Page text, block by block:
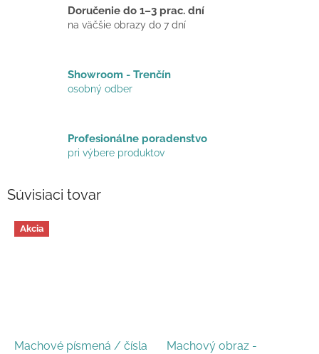
Doručenie do 1–3 prac. dní
na väčšie obrazy do 7 dní
Showroom - Trenčín
osobný odber
Profesionálne poradenstvo
pri výbere produktov
Súvisiaci tovar
Akcia
Machové písmená / čísla
Machový obraz -